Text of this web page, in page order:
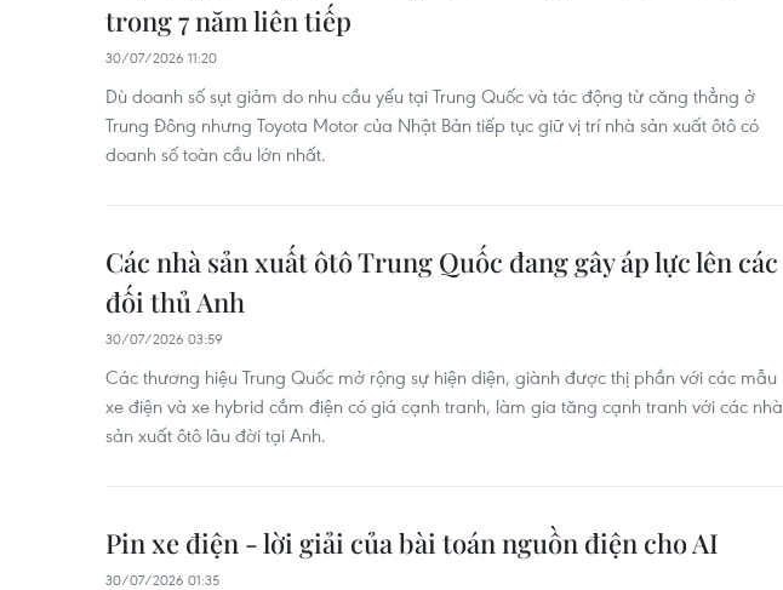
trong 7 năm liên tiếp
30/07/2026 11:20
Dù doanh số sụt giảm do nhu cầu yếu tại Trung Quốc và tác động từ căng thẳng ở
Trung Đông nhưng Toyota Motor của Nhật Bản tiếp tục giữ vị trí nhà sản xuất ôtô có
doanh số toàn cầu lớn nhất.
Các nhà sản xuất ôtô Trung Quốc đang gây áp lực lên các
đối thủ Anh
30/07/2026 03:59
Các thương hiệu Trung Quốc mở rộng sự hiện diện, giành được thị phần với các mẫu
xe điện và xe hybrid cắm điện có giá cạnh tranh, làm gia tăng cạnh tranh với các nhà
sản xuất ôtô lâu đời tại Anh.
Pin xe điện - lời giải của bài toán nguồn điện cho AI
30/07/2026 01:35